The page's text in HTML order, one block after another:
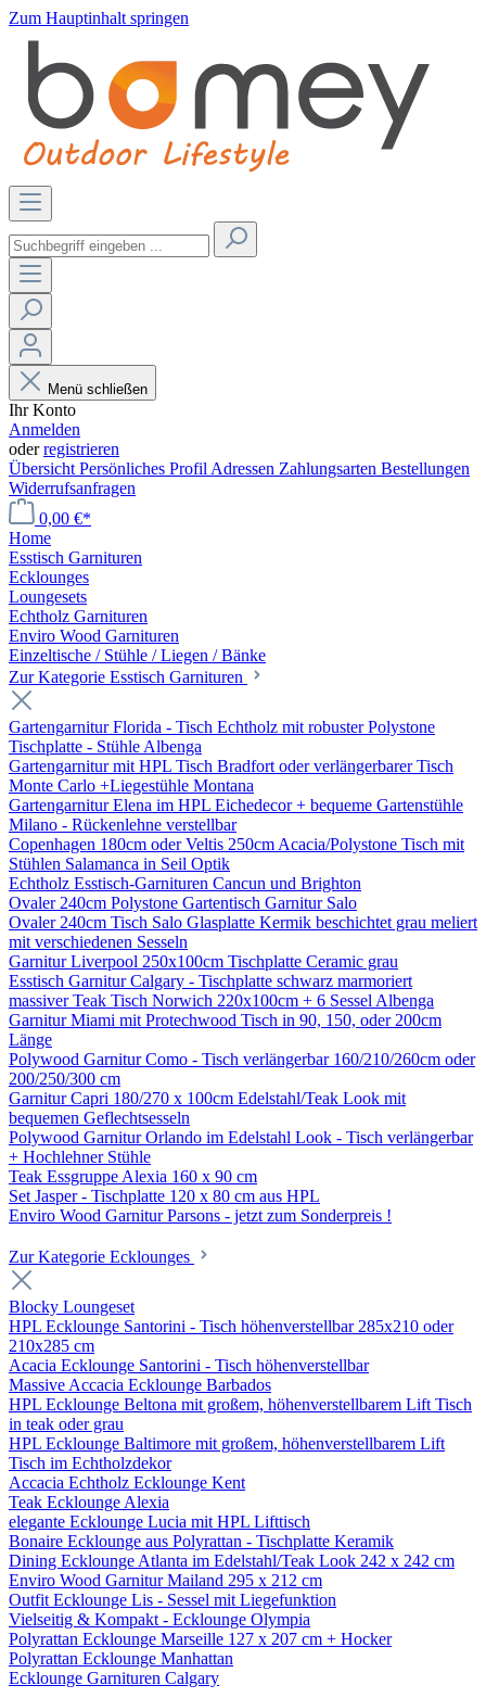
Zum Hauptinhalt springen
Menü schließen
Ihr Konto
Anmelden
oderregistrieren
Übersicht Persönliches Profil Adressen Zahlungsarten Bestellungen
Widerrufsanfragen
0,00 €*
Home
Esstisch Garnituren
Ecklounges
Loungesets
Echtholz Garnituren
Enviro Wood Garnituren
Einzeltische / Stühle / Liegen / Bänke
Zur Kategorie Esstisch Garnituren
Gartengarnitur Florida - Tisch Echtholz mit robuster Polystone
Tischplatte - Stühle Albenga
Gartengarnitur mit HPL Tisch Bradfort oder verlängerbarer Tisch
Monte Carlo +Liegestühle Montana
Gartengarnitur Elena im HPL Eichedecor + bequeme Gartenstühle
Milano - Rückenlehne verstellbar
Copenhagen 180cm oder Veltis 250cm Acacia/Polystone Tisch mit
Stühlen Salamanca in Seil Optik
Echtholz Esstisch-Garnituren Cancun und Brighton
Ovaler 240cm Polystone Gartentisch Garnitur Salo
Ovaler 240cm Tisch Salo Glasplatte Kermik beschichtet grau meliert
mit verschiedenen Sesseln
Garnitur Liverpool 250x100cm Tischplatte Ceramic grau
Esstisch Garnitur Calgary - Tischplatte schwarz marmoriert
massiver Teak Tisch Norwich 220x100cm + 6 Sessel Albenga
Garnitur Miami mit Protechwood Tisch in 90, 150, oder 200cm
Länge
Polywood Garnitur Como - Tisch verlängerbar 160/210/260cm oder
200/250/300 cm
Garnitur Capri 180/270 x 100cm Edelstahl/Teak Look mit
bequemen Geflechtsesseln
Polywood Garnitur Orlando im Edelstahl Look - Tisch verlängerbar
+ Hochlehner Stühle
Teak Essgruppe Alexia 160 x 90 cm
Set Jasper - Tischplatte 120 x 80 cm aus HPL
Enviro Wood Garnitur Parsons - jetzt zum Sonderpreis !
Zur Kategorie Ecklounges
Blocky Loungeset
HPL Ecklounge Santorini - Tisch höhenverstellbar 285x210 oder
210x285 cm
Acacia Ecklounge Santorini - Tisch höhenverstellbar
Massive Accacia Ecklounge Barbados
HPL Ecklounge Beltona mit großem, höhenverstellbarem Lift Tisch
in teak oder grau
HPL Ecklounge Baltimore mit großem, höhenverstellbarem Lift
Tisch im Echtholzdekor
Accacia Echtholz Ecklounge Kent
Teak Ecklounge Alexia
elegante Ecklounge Lucia mit HPL Lifttisch
Bonaire Ecklounge aus Polyrattan - Tischplatte Keramik
Dining Ecklounge Atlanta im Edelstahl/Teak Look 242 x 242 cm
Enviro Wood Garnitur Mailand 295 x 212 cm
Outfit Ecklounge Lis - Sessel mit Liegefunktion
Vielseitig & Kompakt - Ecklounge Olympia
Polyrattan Ecklounge Marseille 127 x 207 cm + Hocker
Polyrattan Ecklounge Manhattan
Ecklounge Garnituren Calgary